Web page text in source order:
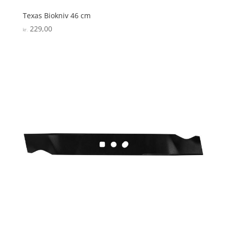
Texas Biokniv 46 cm
kr. 229,00